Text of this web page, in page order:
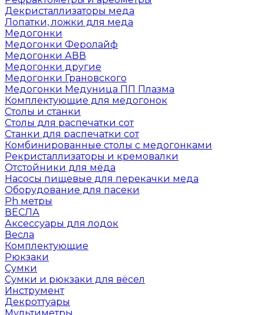
Декристаллизаторы меда
Лопатки, ложки для меда
Медогонки
Медогонки Феролайф
Медогонки АВВ
Медогонки другие
Медогонки Грановского
Медогонки Медуница ПП Плазма
Комплектующие для медогонок
Столы и станки
Столы для распечатки сот
Станки для распечатки сот
Комбинированные столы с медогонками
Рекристаллизаторы и кремовалки
Отстойники для мёда
Насосы пищевые для перекачки меда
Оборудование для пасеки
Ph метры
ВЁСЛА
Аксессуары для лодок
Весла
Комплектующие
Рюкзаки
Сумки
Сумки и рюкзаки для вёсел
Инструмент
Декроттуары